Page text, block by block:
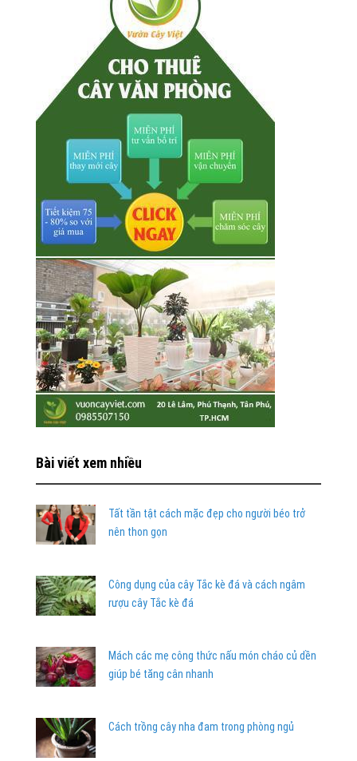
Bài viết xem nhiều
Tất tần tật cách mặc đẹp cho người béo trở
nên thon gọn
Công dụng của cây Tắc kè đá và cách ngâm
rượu cây Tắc kè đá
Mách các mẹ công thức nấu món cháo củ dền
giúp bé tăng cân nhanh
Cách trồng cây nha đam trong phòng ngủ